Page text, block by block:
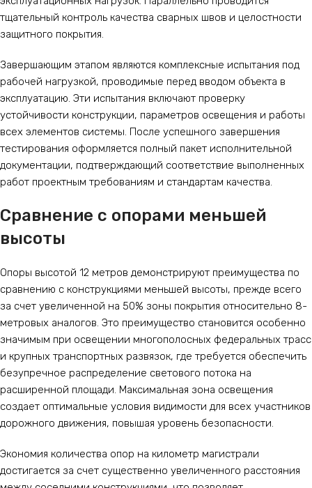
тщательный контроль качества сварных швов и целостности
защитного покрытия.
Завершающим этапом являются комплексные испытания под
рабочей нагрузкой, проводимые перед вводом объекта в
эксплуатацию. Эти испытания включают проверку
устойчивости конструкции, параметров освещения и работы
всех элементов системы. После успешного завершения
тестирования оформляется полный пакет исполнительной
документации, подтверждающий соответствие выполненных
работ проектным требованиям и стандартам качества.
Сравнение с опорами меньшей
высоты
Опоры высотой 12 метров демонстрируют преимущества по
сравнению с конструкциями меньшей высоты, прежде всего
за счет увеличенной на 50% зоны покрытия относительно 8-
метровых аналогов. Это преимущество становится особенно
значимым при освещении многополосных федеральных трасс
и крупных транспортных развязок, где требуется обеспечить
безупречное распределение светового потока на
расширенной площади. Максимальная зона освещения
создает оптимальные условия видимости для всех участников
дорожного движения, повышая уровень безопасности.
Экономия количества опор на километр магистрали
достигается за счет существенно увеличенного расстояния